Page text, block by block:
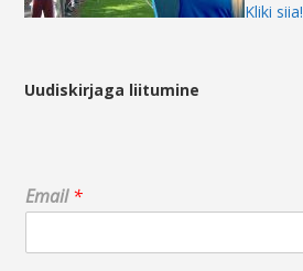
Kliki siia!
Uudiskirjaga liitumine
*
E
a
Email*